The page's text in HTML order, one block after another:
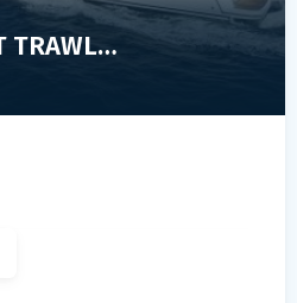
BENETEAU SWIFT TRAWLER 41 SEDAN